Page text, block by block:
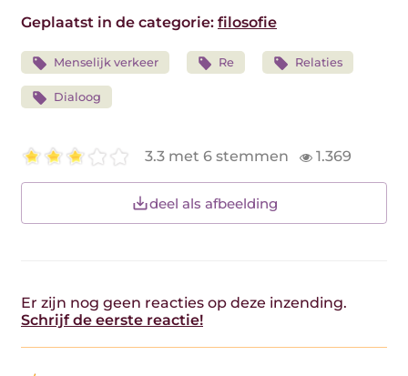
Geplaatst in de categorie: filosofie
Menselijk verkeer Re Relaties
Dialoog
3.3 met 6 stemmen 1.369
deel als afbeelding
Er zijn nog geen reacties op deze inzending.
Schrijf de eerste reactie!